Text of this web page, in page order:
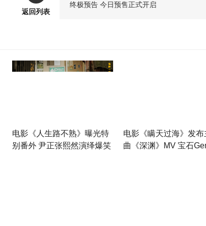
终极预告 今日预售正式开启
返回列表
电影《人生路不熟》曝光特
别番外 尹正张熙然演绎爆笑
电影《瞒天过海》发布
曲《深渊》MV 宝石